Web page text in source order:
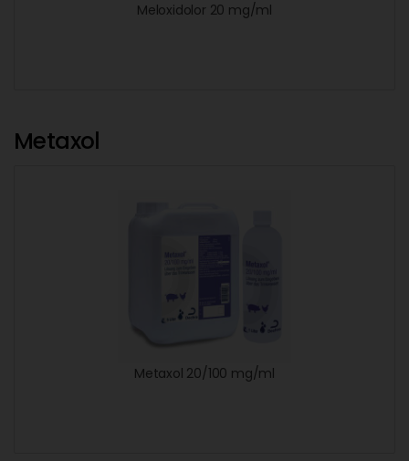
Meloxidolor 20 mg/ml
Metaxol
Metaxol 20/100 mg/ml